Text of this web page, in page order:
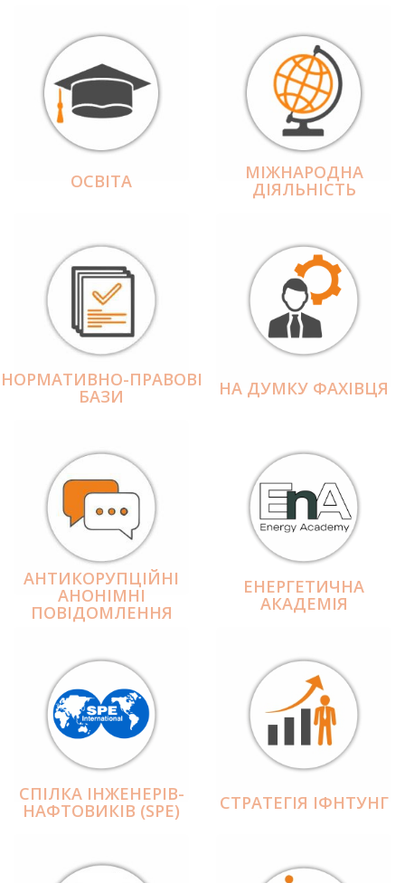
ОСВІТА МІЖНАРОДНА
ДІЯЛЬНІCТЬ
НОРМАТИВНО-ПРАВОВІ
БАЗИ НА ДУМКУ ФАХІВЦЯ
АНТИКОРУПЦІЙНІ
АНОНІМНІ
ПОВІДОМЛЕННЯ
ЕНЕРГЕТИЧНА
АКАДЕМІЯ
СПІЛКА ІНЖЕНЕРІВ-
НАФТОВИКІВ (SPE) СТРАТЕГІЯ ІФНТУНГ